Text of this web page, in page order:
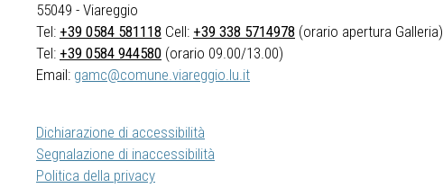
55049 - Viareggio
Tel: +39 0584 581118 Cell: +39 338 5714978 (orario apertura Galleria)
Tel: +39 0584 944580 (orario 09.00/13.00)
Email: gamc@comune.viareggio.lu.it
Dichiarazione di accessibilità
Segnalazione di inaccessibilità
Politica della privacy